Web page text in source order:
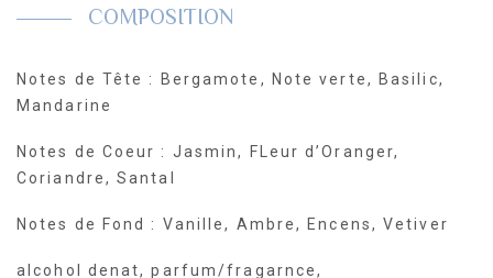
COMPOSITION
Notes de Tête : Bergamote, Note verte, Basilic,
Mandarine
Notes de Coeur : Jasmin, FLeur d’Oranger,
Coriandre, Santal
Notes de Fond : Vanille, Ambre, Encens, Vetiver
alcohol denat, parfum/fragarnce,